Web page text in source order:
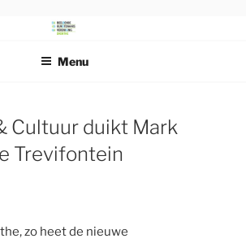
Vereniging Drenthe
Menu
Cultuur duikt Mark
Trevifontein
zo heet de nieuwe